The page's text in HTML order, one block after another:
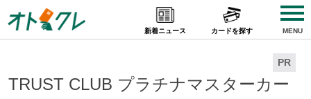
to
content
新着ニュース カードを探す MENU
PR
TRUST CLUB プラチナマスターカー